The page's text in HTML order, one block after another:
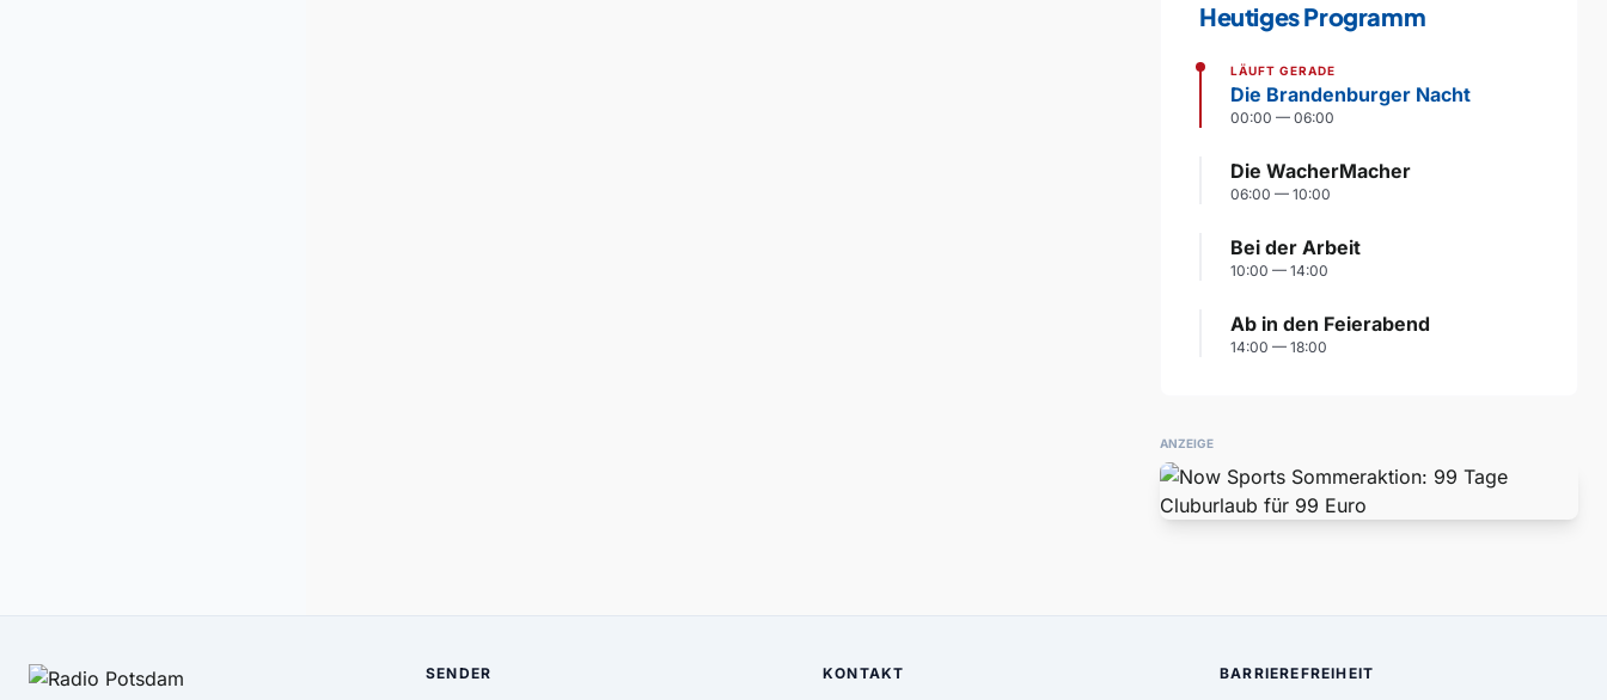
Heutiges Programm
LÄUFT GERADE
Die Brandenburger Nacht
00:00 — 06:00
Die WacherMacher
06:00 — 10:00
Bei der Arbeit
10:00 — 14:00
Ab in den Feierabend
14:00 — 18:00
ANZEIGE
SENDER KONTAKT BARRIEREFREIHEIT